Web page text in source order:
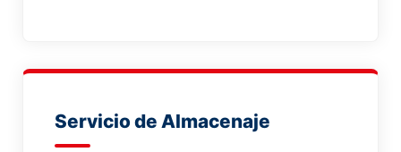
Servicio de Almacenaje